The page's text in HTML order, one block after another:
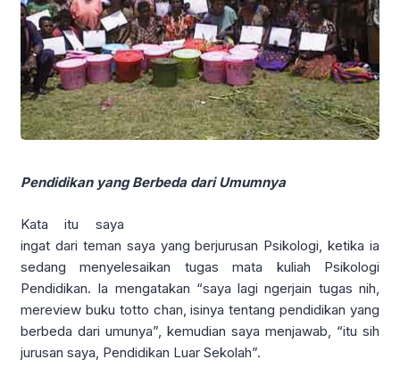
Pendidikan yang Berbeda dari Umumnya
Kata itu saya
ingat dari teman saya yang berjurusan Psikologi, ketika ia
sedang menyelesaikan tugas mata kuliah Psikologi
Pendidikan. Ia mengatakan “saya lagi ngerjain tugas nih,
mereview buku totto chan, isinya tentang pendidikan yang
berbeda dari umunya”, kemudian saya menjawab, “itu sih
jurusan saya, Pendidikan Luar Sekolah”.